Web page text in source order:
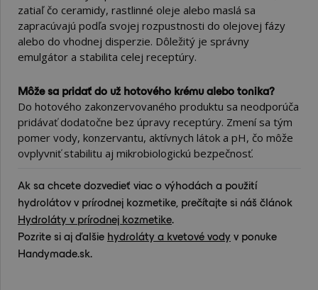
zatiaľ čo ceramidy, rastlinné oleje alebo maslá sa
zapracúvajú podľa svojej rozpustnosti do olejovej fázy
alebo do vhodnej disperzie. Dôležitý je správny
emulgátor a stabilita celej receptúry.
Môže sa pridať do už hotového krému alebo tonika?
Do hotového zakonzervovaného produktu sa neodporúča
pridávať dodatočne bez úpravy receptúry. Zmení sa tým
pomer vody, konzervantu, aktívnych látok a pH, čo môže
ovplyvniť stabilitu aj mikrobiologickú bezpečnosť.
Ak sa chcete dozvedieť viac o výhodách a použití
hydrolátov v prírodnej kozmetike, prečítajte si náš článok
Hydroláty v prírodnej kozmetike.
Pozrite si aj ďalšie hydroláty a kvetové vodyv ponuke
Handymade.sk.